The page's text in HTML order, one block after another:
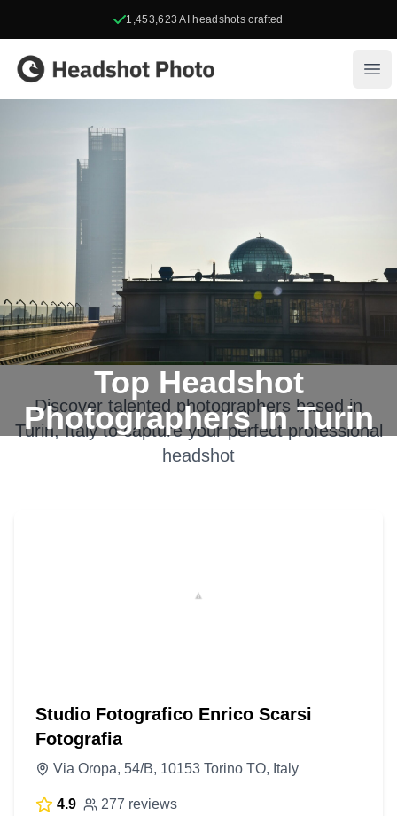
1,453,623 AI headshots crafted
Headshot Photo
Top Headshot
Photographers In Turin
Discover talented photographers based in
Turin, Italyto capture your perfect professional
headshot
Studio Fotografico Enrico Scarsi
Fotografia
Via Oropa, 54/B, 10153 Torino TO, Italy
4.9 277 reviews